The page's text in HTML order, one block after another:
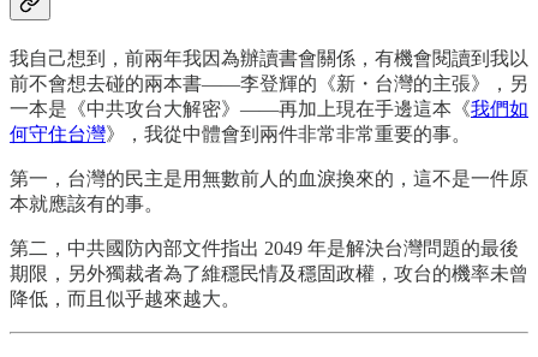
我自己想到，前兩年我因為辦讀書會關係，有機會閱讀到我以
前不會想去碰的兩本書——李登輝的《新・台灣的主張》，另
一本是《中共攻台大解密》——再加上現在手邊這本《我們如
何守住台灣》，我從中體會到兩件非常非常重要的事。
第一，台灣的民主是用無數前人的血淚換來的，這不是一件原
本就應該有的事。
第二，中共國防內部文件指出 2049 年是解決台灣問題的最後
期限，另外獨裁者為了維穩民情及穩固政權，攻台的機率未曾
降低，而且似乎越來越大。